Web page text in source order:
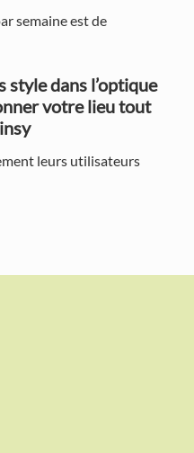
semaine est de
dans l’optique
votre lieu tout
leurs utilisateurs